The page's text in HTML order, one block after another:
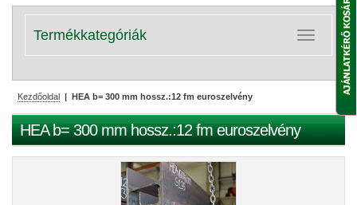
Kategóriák
lenyitása
Termékkategóriák
Kezdőoldal | HEA b= 300 mm hossz.:12 fm euroszelvény
HEA b= 300 mm hossz.:12 fm euroszelvény